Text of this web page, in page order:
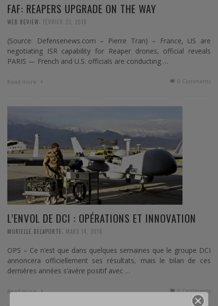
FAF: REAPERS UPGRADE ON THE WAY
WEB REVIEW FÉVRIER 23, 2018
(Source: Defensenews.com – Pierre Tran) – France, US are
negotiating ISR capability for Reaper drones, official reveals
PARIS — French and U.S. officials are conducting …
Read more 0 Comments
L’ENVOL DE DCI : OPÉRATIONS ET INNOVATION
MURIELLE DELAPORTE MARS 14, 2016
OPS – Ce n’est que dans quelques semaines que le groupe DCI
annoncera officiellement ses résultats, mais le bilan de ces
dernières années s’avère positif avec …
Read more 0 Comments